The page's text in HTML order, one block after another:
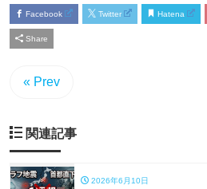
Facebook Twitter Hatena
Share
« Prev
関連記事
2026年6月10日